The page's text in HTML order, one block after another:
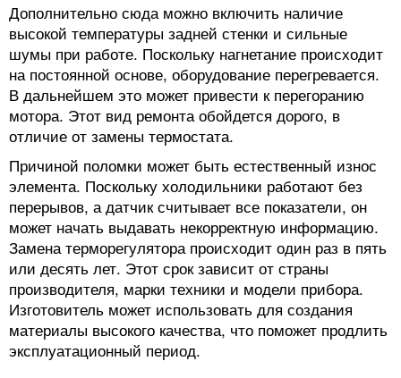
Дополнительно сюда можно включить наличие
высокой температуры задней стенки и сильные
шумы при работе. Поскольку нагнетание происходит
на постоянной основе, оборудование перегревается.
В дальнейшем это может привести к перегоранию
мотора. Этот вид ремонта обойдется дорого, в
отличие от замены термостата.
Причиной поломки может быть естественный износ
элемента. Поскольку холодильники работают без
перерывов, а датчик считывает все показатели, он
может начать выдавать некорректную информацию.
Замена терморегулятора происходит один раз в пять
или десять лет. Этот срок зависит от страны
производителя, марки техники и модели прибора.
Изготовитель может использовать для создания
материалы высокого качества, что поможет продлить
эксплуатационный период.